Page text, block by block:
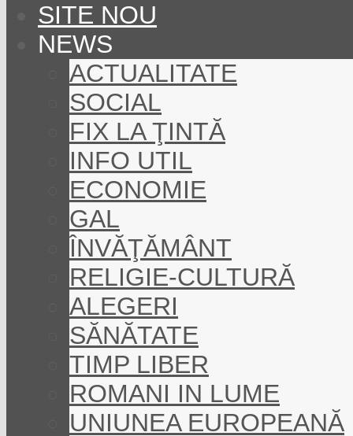
SITE NOU
NEWS
ACTUALITATE
SOCIAL
FIX LA ŢINTĂ
INFO UTIL
ECONOMIE
GAL
ÎNVĂŢĂMÂNT
RELIGIE-CULTURĂ
ALEGERI
SĂNĂTATE
TIMP LIBER
ROMANI IN LUME
UNIUNEA EUROPEANĂ